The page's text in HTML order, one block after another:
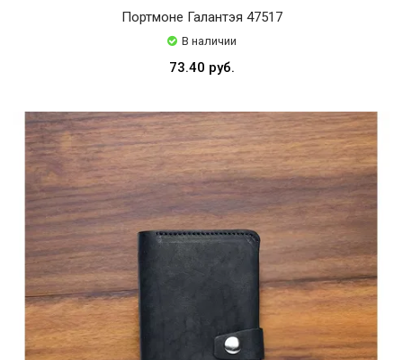
Портмоне Галантэя 47517
В наличии
73.40 руб.